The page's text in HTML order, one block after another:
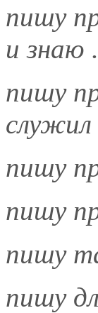
пишу
и знаю
пишу
служил
пишу
пишу
пишу
пишу